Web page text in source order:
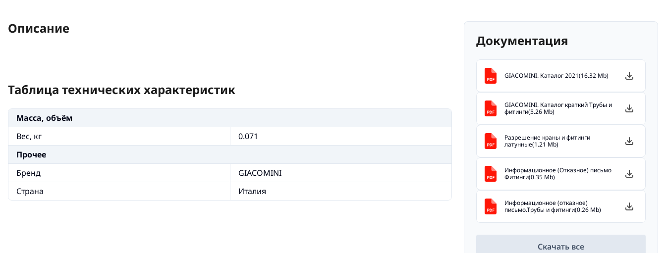
Описание
Таблица технических характеристик
Масса, объём
Вес, кг
0.071
Прочее
Бренд
GIACOMINI
Страна
Италия
Документация
GIACOMINI. Каталог 2021(16.32 Mb)
GIACOMINI. Каталог краткий Трубы и
фитинги(5.26 Mb)
Разрешение краны и фитинги
латунные(1.21 Mb)
Информационное (Отказное) письмо
Фитинги(0.35 Mb)
Информационное (отказное)
письмо.Трубы и фитинги(0.26 Mb)
Скачать все